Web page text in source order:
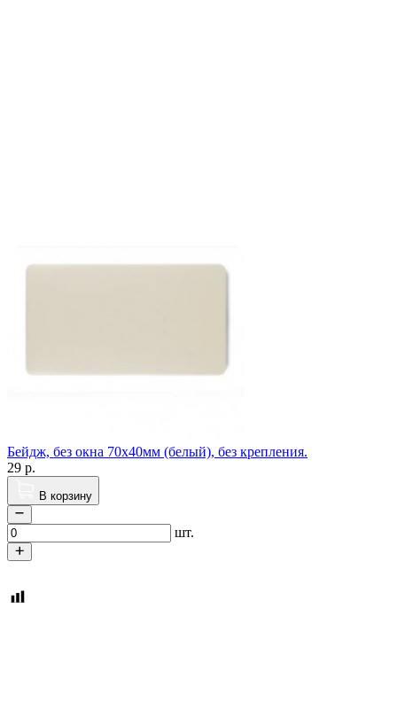
Бейдж, без окна 70х40мм (белый), без крепления.
29 р.
В корзину
шт.